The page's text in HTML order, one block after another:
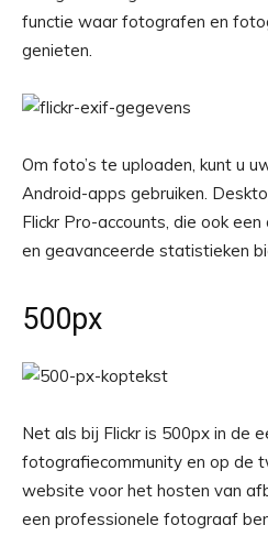
functie waar fotografen en
genieten.
Om foto’s te uploaden, kunt u
Android-apps gebruiken.
Flickr Pro-accounts, die ook
en geavanceerde statistieken
500px
Net als bij Flickr is 500px in de
fotografiecommunity en op de
website voor het hosten van
een professionele fotograaf